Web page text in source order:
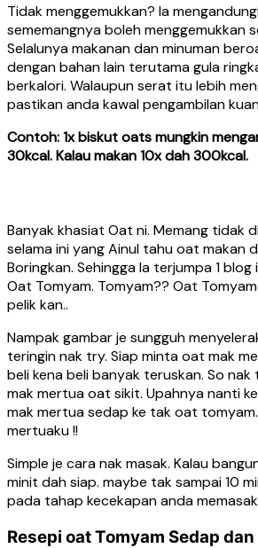
Tidak menggemukkan? Ia
sememangnya boleh menggemukkan
Selalunya makanan dan minuman
dengan bahan lain terutama gula
berkalori. Walaupun serat itu lebih
pastikan anda kawal pengambilan
Contoh: 1x biskut oats mungkin
30kcal. Kalau makan 10x dah 300kcal.
Banyak khasiat Oat ni. Memang tidak
selama ini yang Ainul tahu oat makan
Boringkan. Sehingga la terjumpa 1
Oat Tomyam. Tomyam?? Oat
pelik kan..
Nampak gambar je sungguh
teringin nak try. Siap minta oat mak
beli kena beli banyak teruskan. So
mak mertua oat sikit. Upahnya nanti
mak mertua sedap ke tak oat
mertuaku !!
Simple je cara nak masak. Kalau
minit dah siap. maybe tak sampai 10
pada tahap kecekapan anda
Resepi oat Tomyam Sedap